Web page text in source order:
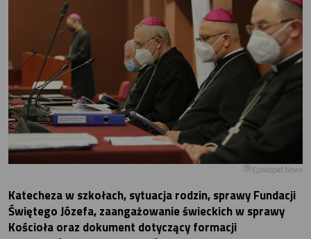
Episkopat News
Katecheza w szkołach, sytuacja rodzin, sprawy Fundacji
Świętego Józefa, zaangażowanie świeckich w sprawy
Kościoła oraz dokument dotyczący formacji